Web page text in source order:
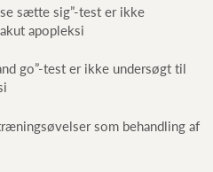
sætte sig”-test er ikke
apopleksi
go”-test er ikke undersøgt til
som behandling af